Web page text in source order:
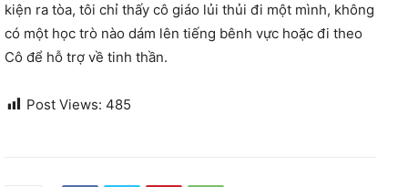
kiện ra tòa, tôi chỉ thấy cô giáo lủi thủi đi một mình, không
có một học trò nào dám lên tiếng bênh vực hoặc đi theo
Cô để hỗ trợ về tinh thần.
Post Views: 485